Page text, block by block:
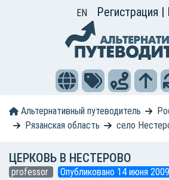
EN Регистрация |
Альтернативный путеводитель
Рязанская область
село
ЦЕРКОВЬ В НЕСТЕРОВО
professor
Опубликовано 14 июня